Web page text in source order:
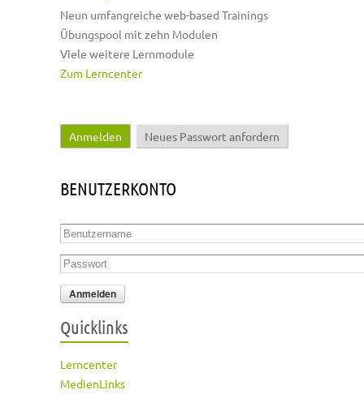
Neun umfangreiche web-based Trainings
Übungspool mit zehn Modulen
Viele weitere Lernmodule
Zum Lerncenter
Haupt-Reiter
Anmelden (aktiver Reiter)
Neues Passwort anfordern
BENUTZERKONTO
Benutzername
Passwort
Quicklinks
Lerncenter
MedienLinks